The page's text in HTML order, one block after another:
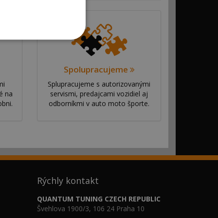
na
Spolupracujeme
Splupracujeme s autorizovanými
servismi, predajcami vozidiel aj
odborníkmi v auto moto športe.
Rýchly kontakt
QUANTUM TUNING CZECH REPUBLIC
Švehlova 1900/3, 106 24 Praha 10